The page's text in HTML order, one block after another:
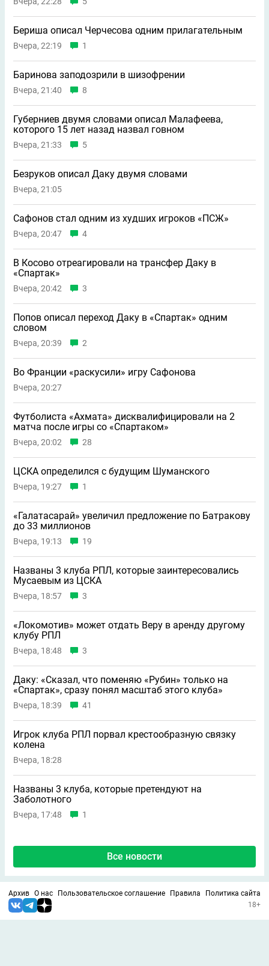
Бериша описал Черчесова одним прилагательным
Вчера, 22:19 1
Баринова заподозрили в шизофрении
Вчера, 21:40 8
Губерниев двумя словами описал Малафеева,
которого 15 лет назад назвал говном
Вчера, 21:33 5
Безруков описал Даку двумя словами
Вчера, 21:05
Сафонов стал одним из худших игроков «ПСЖ»
Вчера, 20:47 4
В Косово отреагировали на трансфер Даку в
«Спартак»
Вчера, 20:42 3
Попов описал переход Даку в «Спартак» одним
словом
Вчера, 20:39 2
Во Франции «раскусили» игру Сафонова
Вчера, 20:27
Футболиста «Ахмата» дисквалифицировали на 2
матча после игры со «Спартаком»
Вчера, 20:02 28
ЦСКА определился с будущим Шуманского
Вчера, 19:27 1
«Галатасарай» увеличил предложение по Батракову
до 33 миллионов
Вчера, 19:13 19
Названы 3 клуба РПЛ, которые заинтересовались
Мусаевым из ЦСКА
Вчера, 18:57 3
«Локомотив» может отдать Веру в аренду другому
клубу РПЛ
Вчера, 18:48 3
Даку: «Сказал, что поменяю «Рубин» только на
«Спартак», сразу понял масштаб этого клуба»
Вчера, 18:39 41
Игрок клуба РПЛ порвал крестообразную связку
колена
Вчера, 18:28
Названы 3 клуба, которые претендуют на
Заболотного
Вчера, 17:48 1
Все новости
Архив О нас Пользовательское соглашение Правила
Политика сайта
18+